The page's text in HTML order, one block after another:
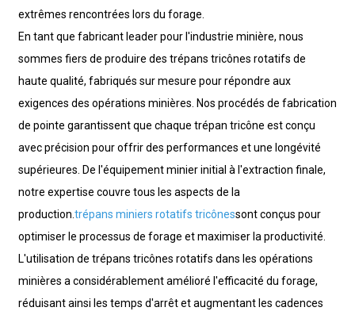
extrêmes rencontrées lors du forage.
En tant que fabricant leader pour l'industrie minière, nous
sommes fiers de produire des trépans tricônes rotatifs de
haute qualité, fabriqués sur mesure pour répondre aux
exigences des opérations minières. Nos procédés de fabrication
de pointe garantissent que chaque trépan tricône est conçu
avec précision pour offrir des performances et une longévité
supérieures. De l'équipement minier initial à l'extraction finale,
notre expertise couvre tous les aspects de la
production.trépans miniers rotatifs tricônessont conçus pour
optimiser le processus de forage et maximiser la productivité.
L'utilisation de trépans tricônes rotatifs dans les opérations
minières a considérablement amélioré l'efficacité du forage,
réduisant ainsi les temps d'arrêt et augmentant les cadences